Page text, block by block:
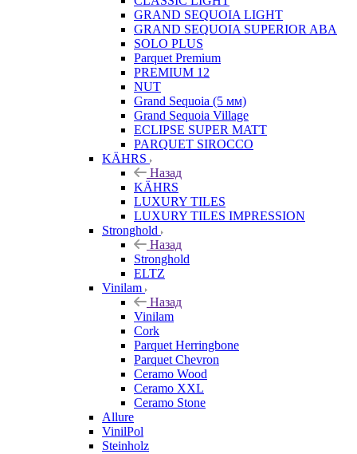
GRAND SEQUOIA LIGHT
GRAND SEQUOIA SUPERIOR ABA
SOLO PLUS
Parquet Premium
PREMIUM 12
NUT
Grand Sequoia (5 мм)
Grand Sequoia Village
ECLIPSE SUPER MATT
PARQUET SIROCCO
KÄHRS
Назад
KÄHRS
LUXURY TILES
LUXURY TILES IMPRESSION
Stronghold
Назад
Stronghold
ELTZ
Vinilam
Назад
Vinilam
Cork
Parquet Herringbone
Parquet Chevron
Ceramo Wood
Ceramo XXL
Ceramo Stone
Allure
VinilPol
Steinholz